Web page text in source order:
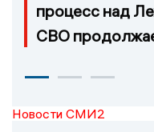
процесс над
СВО
Новости СМИ2